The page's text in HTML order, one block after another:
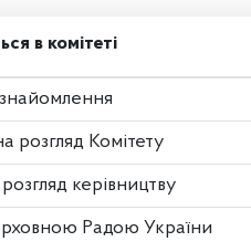
в комітеті
розгляд Комітету
керівництву
Радою України